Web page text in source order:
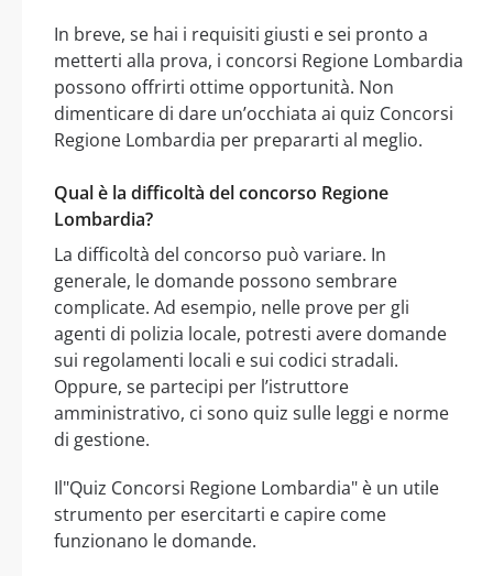
In breve, se hai i requisiti giusti e sei pronto a
metterti alla prova, i concorsi Regione Lombardia
possono offrirti ottime opportunità. Non
dimenticare di dare un’occhiata ai quiz Concorsi
Regione Lombardia per prepararti al meglio.
Qual è la difficoltà del concorso Regione
Lombardia?
La difficoltà del concorso può variare. In
generale, le domande possono sembrare
complicate. Ad esempio, nelle prove per gli
agenti di polizia locale, potresti avere domande
sui regolamenti locali e sui codici stradali.
Oppure, se partecipi per l’istruttore
amministrativo, ci sono quiz sulle leggi e norme
di gestione.
Il"Quiz Concorsi Regione Lombardia" è un utile
strumento per esercitarti e capire come
funzionano le domande.